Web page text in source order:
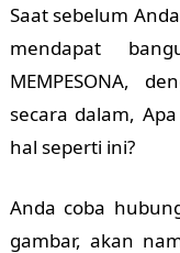
Saat sebelum
mendapat
MEMPESONA,
secara dalam,
hal seperti ini?
Anda coba
gambar, akan